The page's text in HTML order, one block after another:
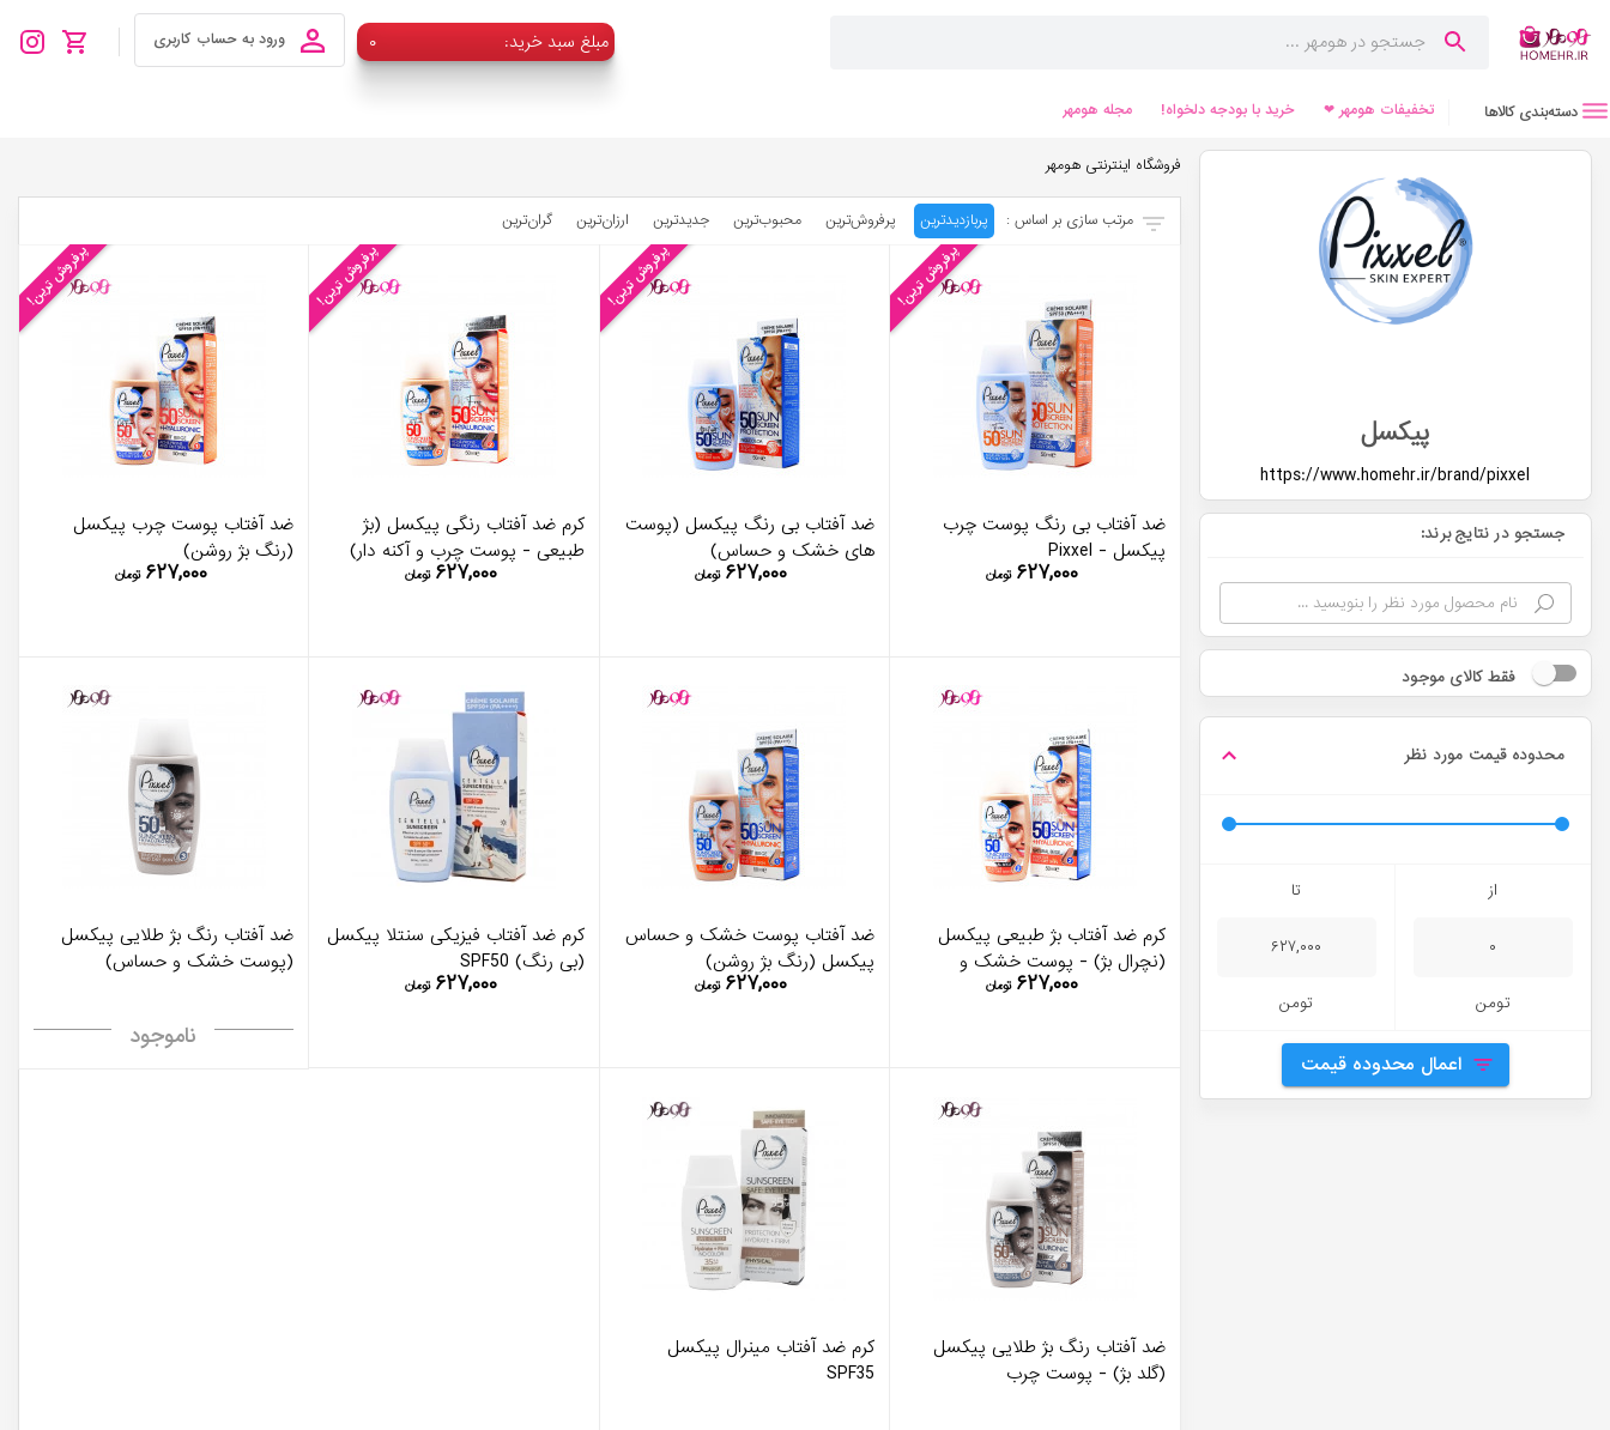
۰ :مبلغ سبد خرید ورود به حساب کاربری
دسته‌بندی کالاها تخفیفات هومهر ❤ خرید با بودجه دلخواه! مجله هومهر
پیکسل
https://www.homehr.ir/brand/pixxel
جستجو در نتایج برند:
فقط کالای موجود
محدوده قیمت مورد نظر
از
۰
تومن
تا
۶۲۷,۰۰۰
تومن
اعمال محدوده قیمت
فروشگاه اینترنتی هومهر
مرتب سازی بر اساس : پربازدیدترین پرفروش‌ترین محبوب‌‌ترین جدیدترین ارزان‌ترین گران‌ترین
پرفروش ترین!
ضد آفتاب بی رنگ پوست چرب
پیکسل - Pixxel
۶۲۷,۰۰۰ تومان
پرفروش ترین!
ضد آفتاب بی رنگ پیکسل (پوست
های خشک و حساس)
۶۲۷,۰۰۰ تومان
پرفروش ترین!
کرم ضد آفتاب رنگی پیکسل (بژ
طبیعی - پوست چرب و آکنه دار)
۶۲۷,۰۰۰ تومان
پرفروش ترین!
ضد آفتاب پوست چرب پیکسل
(رنگ بژ روشن)
۶۲۷,۰۰۰ تومان
کرم ضد آفتاب بژ طبیعی پیکسل
(نچرال بژ) - پوست خشک و
۶۲۷,۰۰۰ تومان
ضد آفتاب پوست خشک و حساس
پیکسل (رنگ بژ روشن)
۶۲۷,۰۰۰ تومان
کرم ضد آفتاب فیزیکی سنتلا پیکسل
(بی رنگ) SPF50
۶۲۷,۰۰۰ تومان
ضد آفتاب رنگ بژ طلایی پیکسل
(پوست خشک و حساس)
ناموجود
ضد آفتاب رنگ بژ طلایی پیکسل
(گلد بژ) - پوست چرب
کرم ضد آفتاب مینرال پیکسل
SPF35